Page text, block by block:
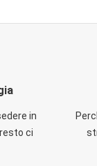
in
ci